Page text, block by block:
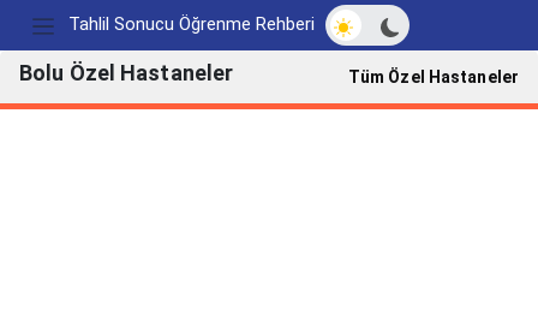
Tahlil Sonucu Öğrenme Rehberi Açık/Koyu modu
Bolu Özel Hastaneler Tüm Özel Hastaneler